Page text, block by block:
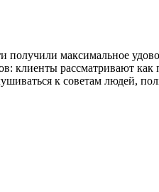
максимальное
клиенты рассматривают
к советам людей,